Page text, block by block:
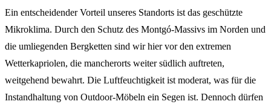
Ein entscheidender Vorteil unseres Standorts ist das geschützte
Mikroklima. Durch den Schutz des Montgó-Massivs im Norden und
die umliegenden Bergketten sind wir hier vor den extremen
Wetterkapriolen, die mancherorts weiter südlich auftreten,
weitgehend bewahrt. Die Luftfeuchtigkeit ist moderat, was für die
Instandhaltung von Outdoor-Möbeln ein Segen ist. Dennoch dürfen